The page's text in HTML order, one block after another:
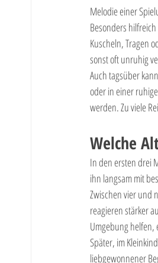
Melodie einer
Besonders
Kuscheln, Tragen
sonst oft unruhig
Auch tagsüber
oder in einer
werden. Zu viele
Welche
In den ersten drei
ihn langsam mit
Zwischen vier und
reagieren stärker
Umgebung helfen,
Später, im
liebgewonnener